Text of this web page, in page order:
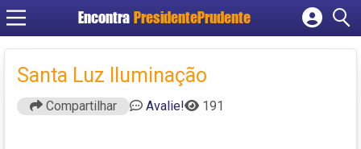
Encontra PresidentePrudente
Cadastrar empresa
Fazer login
Criar conta
Santa Luz Iluminação
Compartilhar Avalie! 191